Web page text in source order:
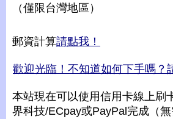
（僅限台灣地區）
郵資計算請點我！
歡迎光臨！不知道如何下手嗎？
本站現在可以使用信用卡線上刷
界科技/ECpay或PayPal完成（